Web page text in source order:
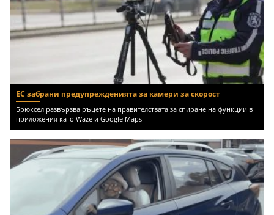
ЕС забрани предупрежденията за камери за скорост
Брюксел развързва ръцете на правителствата за спиране на функции в
приложения като Waze и Google Maps